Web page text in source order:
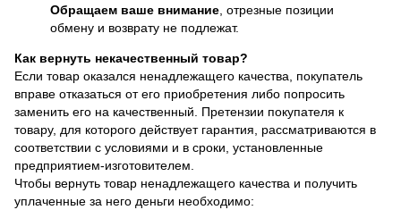
Обращаем ваше внимание , отрезные позиции
обмену и возврату не подлежат.
Как вернуть некачественный товар?
Если товар оказался ненадлежащего качества, покупатель
вправе отказаться от его приобретения либо попросить
заменить его на качественный. Претензии покупателя к
товару, для которого действует гарантия, рассматриваются в
соответствии с условиями и в сроки, установленные
предприятием-изготовителем.
Чтобы вернуть товар ненадлежащего качества и получить
уплаченные за него деньги необходимо: